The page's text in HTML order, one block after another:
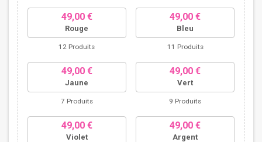
49,00 €
Rouge
12 Produits
49,00 €
Bleu
11 Produits
49,00 €
Jaune
7 Produits
49,00 €
Vert
9 Produits
49,00 €
Violet
49,00 €
Argent